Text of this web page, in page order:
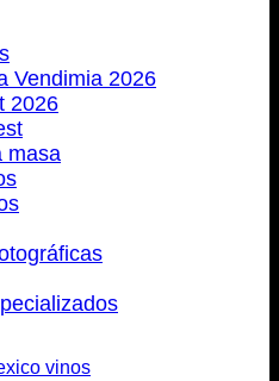
Vendimia 2026
2026
masa